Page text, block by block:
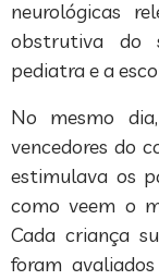
neurológicas
obstrutiva do
pediatra e a
No mesmo
vencedores do
estimulava os
como veem o
Cada criança
foram